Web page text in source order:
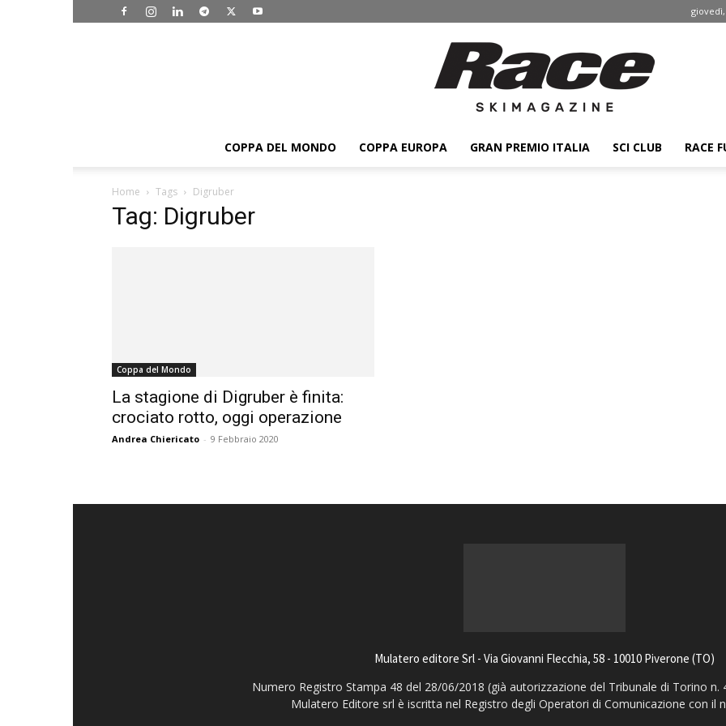
giovedì,
COPPA DEL MONDO COPPA EUROPA GRAN PREMIO ITALIA SCI CLUB RACE
Home Tags Digruber
Tag: Digruber
Coppa del Mondo
La stagione di Digruber è finita:
crociato rotto, oggi operazione
Andrea Chiericato - 9 Febbraio 2020
Mulatero editore Srl - Via Giovanni Flecchia, 58 - 10010 Piverone (TO)
Numero Registro Stampa 48 del 28/06/2018 (già autorizzazione del Tribunale di Torino n.
Mulatero Editore srl è iscritta nel Registro degli Operatori di Comunicazione con il